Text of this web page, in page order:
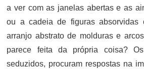
a ver com as janelas abertas e as
ou a cadeia de figuras absorvidas
arranjo abstrato de molduras e
parece feita da própria coisa?
seduzidos, procuram respostas na